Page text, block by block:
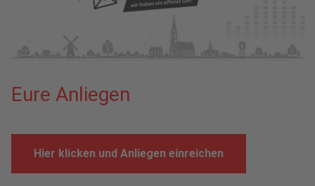
Eure Anliegen
Hier klicken und Anliegen einreichen